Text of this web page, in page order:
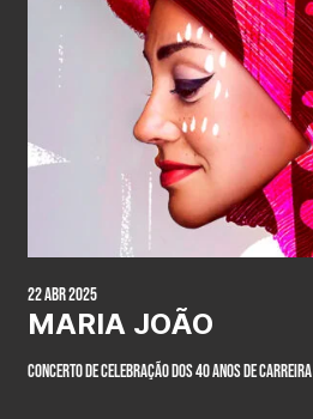
22 Abr 2025
MARIA JOÃO
Concerto de celebração dos 40 anos de carreira